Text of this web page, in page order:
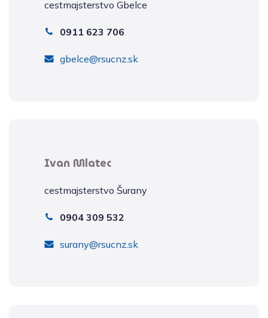
cestmajsterstvo Gbelce
0911 623 706
gbelce@rsucnz.sk
Ivan Mlatec
cestmajsterstvo Šurany
0904 309 532
surany@rsucnz.sk